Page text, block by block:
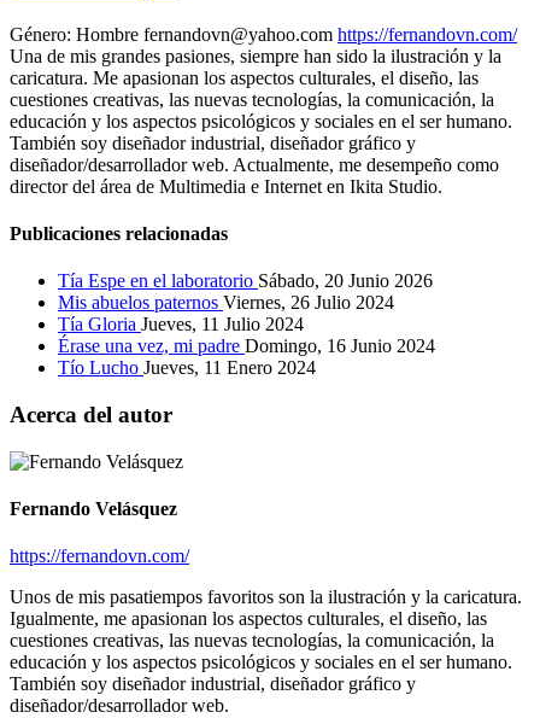
Género: Hombre fernandovn@yahoo.com https://fernandovn.com/
Una de mis grandes pasiones, siempre han sido la ilustración y la
caricatura. Me apasionan los aspectos culturales, el diseño, las
cuestiones creativas, las nuevas tecnologías, la comunicación, la
educación y los aspectos psicológicos y sociales en el ser humano.
También soy diseñador industrial, diseñador gráfico y
diseñador/desarrollador web. Actualmente, me desempeño como
director del área de Multimedia e Internet en Ikita Studio.
Publicaciones relacionadas
Tía Espe en el laboratorio Sábado, 20 Junio 2026
Mis abuelos paternos Viernes, 26 Julio 2024
Tía Gloria Jueves, 11 Julio 2024
Érase una vez, mi padre Domingo, 16 Junio 2024
Tío Lucho Jueves, 11 Enero 2024
Acerca del autor
Fernando Velásquez
https://fernandovn.com/
Unos de mis pasatiempos favoritos son la ilustración y la caricatura.
Igualmente, me apasionan los aspectos culturales, el diseño, las
cuestiones creativas, las nuevas tecnologías, la comunicación, la
educación y los aspectos psicológicos y sociales en el ser humano.
También soy diseñador industrial, diseñador gráfico y
diseñador/desarrollador web.